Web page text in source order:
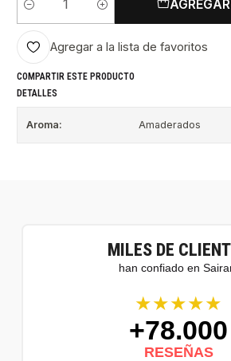
Cantidad
Agregar a la lista de favoritos
COMPARTIR ESTE PRODUCTO
DETALLES
Aroma: Amaderados
MILES DE
han confiado en
★★★★★
+78.000
RESEÑAS